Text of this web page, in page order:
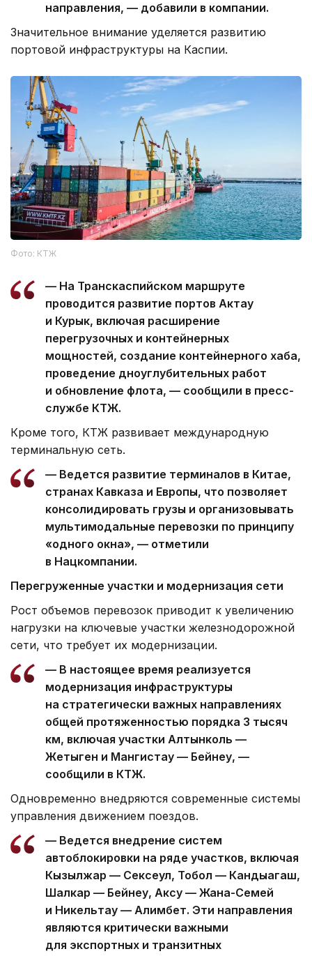
направления, — добавили в компании.
Значительное внимание уделяется развитию
портовой инфраструктуры на Каспии.
Фото: КТЖ
— На Транскаспийском маршруте
проводится развитие портов Актау
и Курык, включая расширение
перегрузочных и контейнерных
мощностей, создание контейнерного хаба,
проведение дноуглубительных работ
и обновление флота, — сообщили в пресс-
службе КТЖ.
Кроме того, КТЖ развивает международную
терминальную сеть.
— Ведется развитие терминалов в Китае,
странах Кавказа и Европы, что позволяет
консолидировать грузы и организовывать
мультимодальные перевозки по принципу
«одного окна», — отметили
в Нацкомпании.
Перегруженные участки и модернизация сети
Рост объемов перевозок приводит к увеличению
нагрузки на ключевые участки железнодорожной
сети, что требует их модернизации.
— В настоящее время реализуется
модернизация инфраструктуры
на стратегически важных направлениях
общей протяженностью порядка 3 тысяч
км, включая участки Алтынколь —
Жетыген и Мангистау — Бейнеу, —
сообщили в КТЖ.
Одновременно внедряются современные системы
управления движением поездов.
— Ведется внедрение систем
автоблокировки на ряде участков, включая
Кызылжар — Сексеул, Тобол — Кандыагаш,
Шалкар — Бейнеу, Аксу — Жана-Семей
и Никельтау — Алимбет. Эти направления
являются критически важными
для экспортных и транзитных